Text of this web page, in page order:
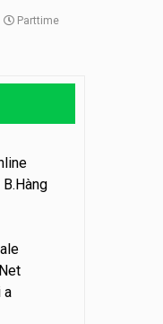
pha chế
LAN
tư vấn bán
ngọt
Parttime
a